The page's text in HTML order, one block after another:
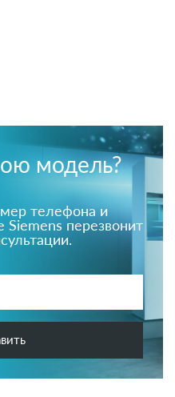
модель?
телефона и
Siemens перезвонит